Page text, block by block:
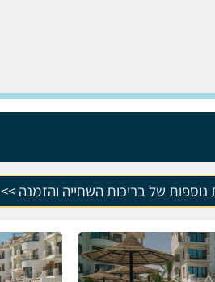
נוספות של בריכות השחייה והזמנה >>